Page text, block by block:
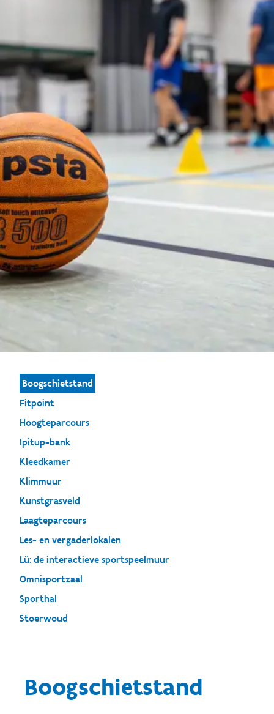
Boogschietstand
Fitpoint
Hoogteparcours
Ipitup-bank
Kleedkamer
Klimmuur
Kunstgrasveld
Laagteparcours
Les- en vergaderlokalen
Lü: de interactieve sportspeelmuur
Omnisportzaal
Sporthal
Stoerwoud
Boogschietstand